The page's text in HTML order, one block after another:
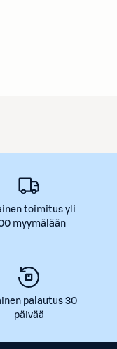
toimitus yli
myymälään
palautus 30
päivää